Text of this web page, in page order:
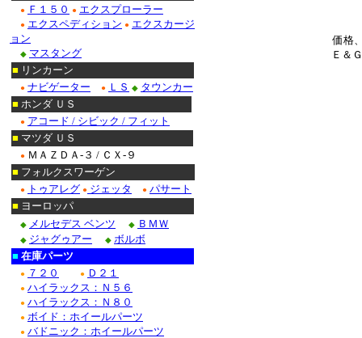
価格
Ｅ＆
● Ｆ１５０ ● エクスプローラー
● エクスペディション ● エクスカージ
ョン
◆ マスタング
■ リンカーン
● ナビゲーター ● ＬＳ ◆ タウンカー
■ ホンダ ＵＳ
● アコード / シビック / フィット
■ マツダ ＵＳ
● ＭＡＺＤＡ-３ / ＣＸ-９
■ フォルクスワーゲン
● トゥアレグ ● ジェッタ ● パサート
■ ヨーロッパ
◆ メルセデス ベンツ ◆ ＢＭＷ
◆ ジャグゥアー ◆ ボルボ
■ 在庫パーツ
● ７２０ ● Ｄ２１
● ハイラックス：Ｎ５６
● ハイラックス：Ｎ８０
● ボイド：ホイールパーツ
● バドニック：ホイールパーツ